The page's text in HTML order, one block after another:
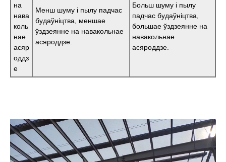
на
нава
коль
нае
асяр
оддз
е
Менш шуму і пылу падчас
будаўніцтва, меншае
ўздзеянне на навакольнае
асяроддзе.
Больш шуму і пылу
падчас будаўніцтва,
большае ўздзеянне на
навакольнае
асяроддзе.